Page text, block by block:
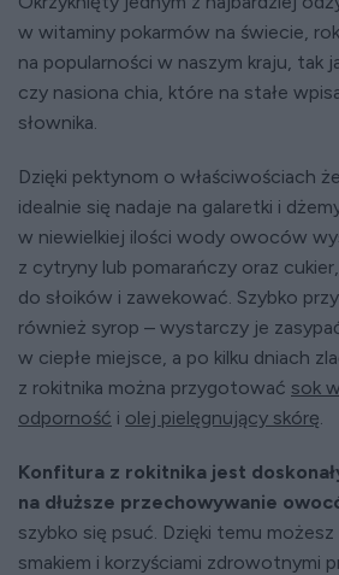
w witaminy pokarmów na świecie,
na popularności w naszym kraju, tak
czy nasiona chia, które na stałe
słownika.
Dzięki pektynom o właściwościach
idealnie się nadaje na galaretki i
w niewielkiej ilości wody owoców
z cytryny lub pomarańczy oraz
do słoików i zawekować. Szybko
również syrop – wystarczy je
w ciepłe miejsce, a po kilku dniach
z rokitnika można przygotować sok
odporność i olej pielęgnujący skórę.
Konfitura z rokitnika jest
na dłuższe przechowywanie
szybko się psuć. Dzięki temu
smakiem i korzyściami zdrowotnymi